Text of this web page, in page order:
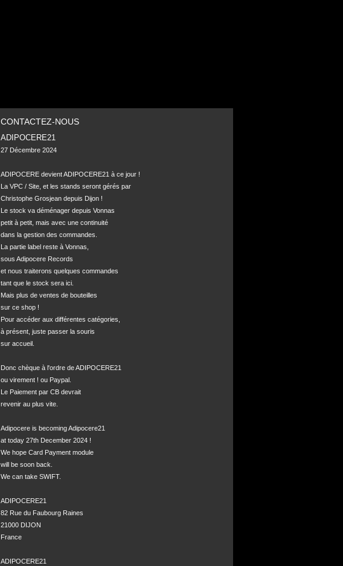
CONTACTEZ-NOUS
ADIPOCERE21
27 Décembre 2024
ADIPOCERE devient ADIPOCERE21 à ce jour !
La VPC / Site, et les stands seront gérés par
Christophe Grosjean depuis Dijon !
Le stock va déménager depuis Vonnas
petit à petit, mais avec une continuité
dans la gestion des commandes.
La partie label reste à Vonnas,
sous Adipocere Records
et nous traiterons quelques commandes
tant que le stock sera ici.
Mais plus de ventes de bouteilles
sur ce shop !
Pour accéder aux différentes catégories,
à présent, juste passer la souris
sur accueil.
Donc chèque à l'ordre de ADIPOCERE21
ou virement ! ou Paypal.
Le Paiement par CB devrait
revenir au plus vite.
Adipocere is becoming Adipocere21
at today 27th December 2024 !
We hope Card Payment module
will be soon back.
We can take SWIFT.
ADIPOCERE21
82 Rue du Faubourg Raines
21000 DIJON
France
ADIPOCERE21